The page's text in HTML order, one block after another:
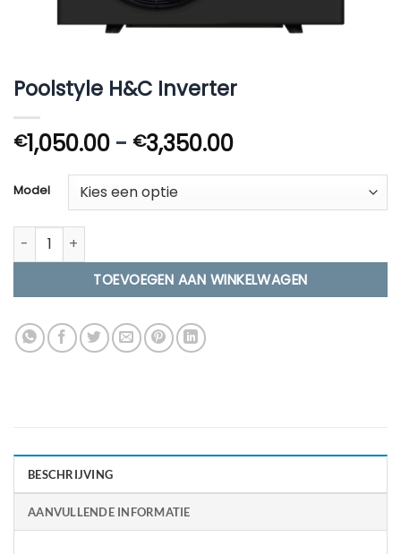
Poolstyle H&C Inverter
€1,050.00 - €3,350.00Prijsklasse:
tot
€3,350.00
Model
Poolstyle H&C Inverter aantal
TOEVOEGEN AAN WINKELWAGEN
BESCHRIJVING
AANVULLENDE INFORMATIE